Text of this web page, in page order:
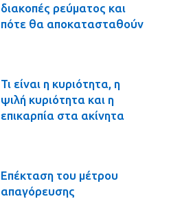
διακοπές ρεύματος και
πότε θα αποκατασταθούν
Τι είναι η κυριότητα, η
ψιλή κυριότητα και η
επικαρπία στα ακίνητα
Επέκταση του μέτρου
απαγόρευσης